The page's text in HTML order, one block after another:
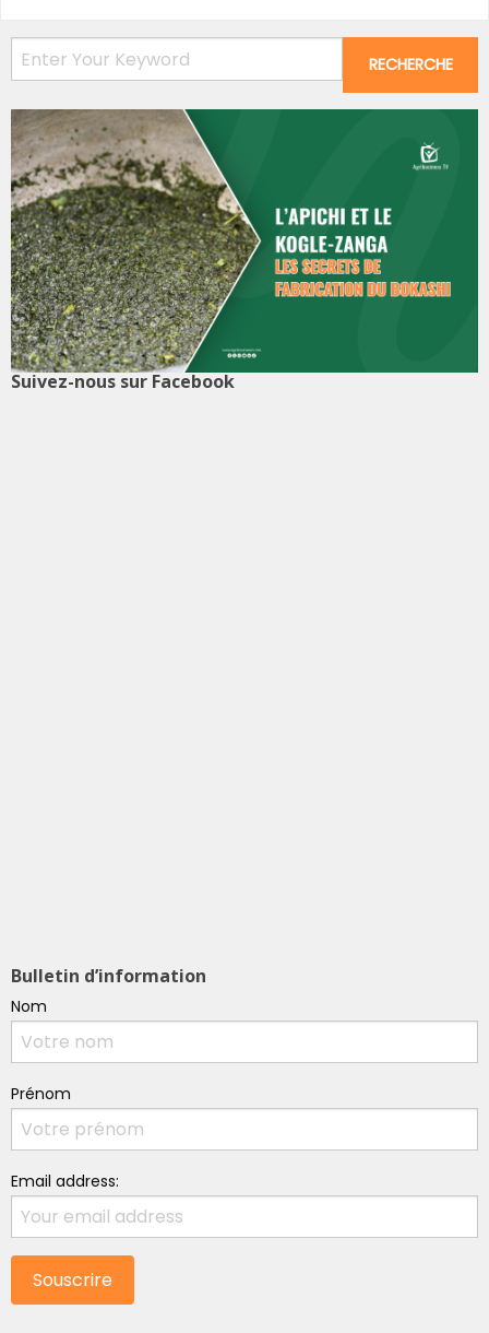
Suivez-nous sur Facebook
Bulletin d’information
Nom
Prénom
Email address: